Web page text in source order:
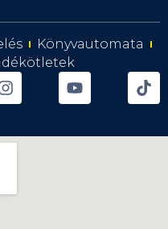
Könyvautomata